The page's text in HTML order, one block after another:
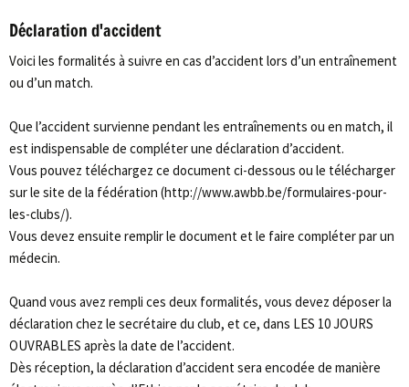
Déclaration d'accident
Voici les formalités à suivre en cas d’accident lors d’un entraînement
ou d’un match.
Que l’accident survienne pendant les entraînements ou en match, il
est indispensable de compléter une déclaration d’accident.
Vous pouvez téléchargez ce document ci-dessous ou le télécharger
sur le site de la fédération (http://www.awbb.be/formulaires-pour-
les-clubs/).
Vous devez ensuite remplir le document et le faire compléter par un
médecin.
Quand vous avez rempli ces deux formalités, vous devez déposer la
déclaration chez le secrétaire du club, et ce, dans LES 10 JOURS
OUVRABLES après la date de l’accident.
Dès réception, la déclaration d’accident sera encodée de manière